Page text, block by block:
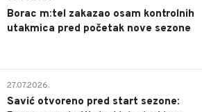
Borac m:tel zakazao osam kontrolnih
utakmica pred početak nove sezone
27.07.2026.
Savić otvoreno pred start sezone: